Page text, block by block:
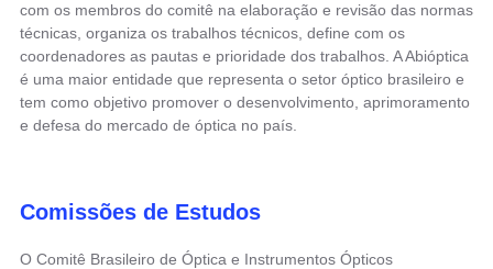
com os membros do comitê na elaboração e revisão das normas
técnicas, organiza os trabalhos técnicos, define com os
coordenadores as pautas e prioridade dos trabalhos. A Abióptica
é uma maior entidade que representa o setor óptico brasileiro e
tem como objetivo promover o desenvolvimento, aprimoramento
e defesa do mercado de óptica no país.
Comissões de Estudos
O Comitê Brasileiro de Óptica e Instrumentos Ópticos